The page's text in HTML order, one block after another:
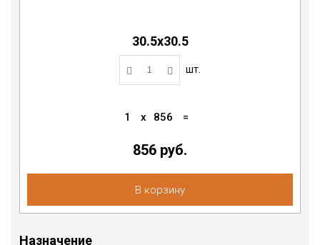
30.5x30.5
шт.
1 x 856 =
856 руб.
В корзину
Назначение